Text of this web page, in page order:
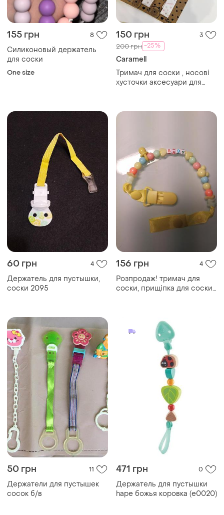
155 грн 8
Силиконовый держатель
для соски
One size
150 грн 3
200 грн -25%
Caramell
Тримач для соски , носові
хусточки аксесуари для
60 грн 4
Держатель для пустышки,
соски 2095
156 грн 4
Розпродаж! тримач для
соски, прищіпка для соски,
50 грн 11
Держатели для пустышек
сосок б/в
471 грн 0
Держатель для пустышки
hape божья коровка (e0020)